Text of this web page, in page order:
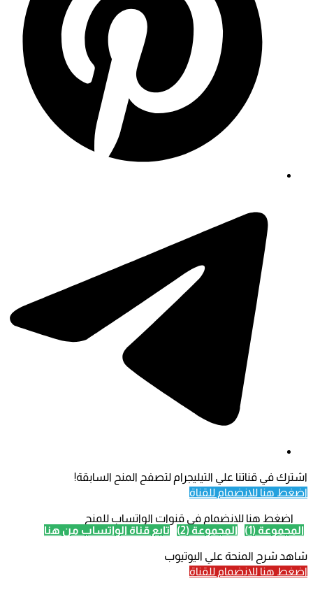
اشترك في قناتنا علي التيليجرام لتصفح المنح السابقة!
اضغط هنا للانضمام للقناة
اضغط هنا للانضمام في قنوات الواتساب للمنح
المجموعة (1)
المجموعة (2) تابع قناة الواتساب من هنا
شاهد شرح المنحة علي اليوتيوب
اضغط هنا للانضمام للقناة